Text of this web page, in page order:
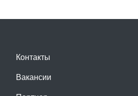
Контакты
Вакансии